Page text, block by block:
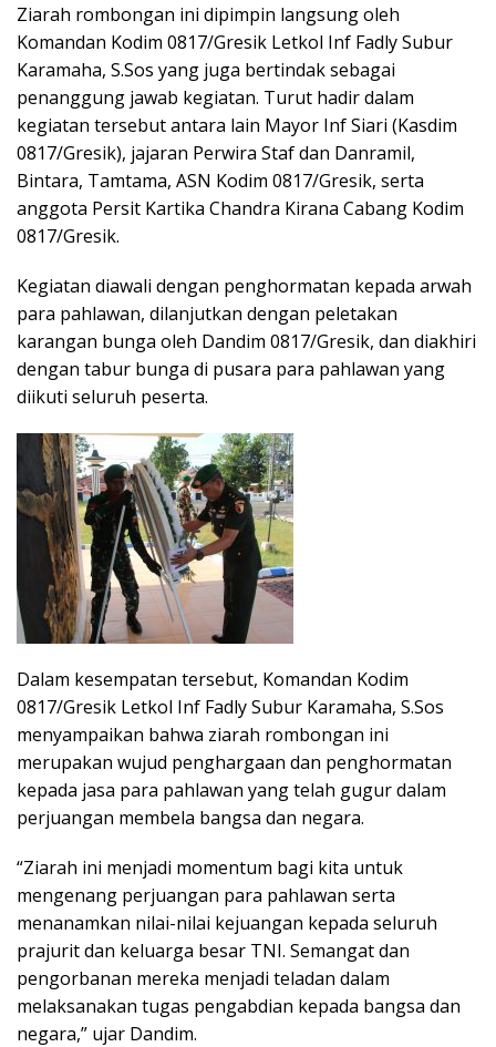
Ziarah rombongan ini dipimpin langsung oleh
Komandan Kodim 0817/Gresik Letkol Inf Fadly Subur
Karamaha, S.Sos yang juga bertindak sebagai
penanggung jawab kegiatan. Turut hadir dalam
kegiatan tersebut antara lain Mayor Inf Siari (Kasdim
0817/Gresik), jajaran Perwira Staf dan Danramil,
Bintara, Tamtama, ASN Kodim 0817/Gresik, serta
anggota Persit Kartika Chandra Kirana Cabang Kodim
0817/Gresik.
Kegiatan diawali dengan penghormatan kepada arwah
para pahlawan, dilanjutkan dengan peletakan
karangan bunga oleh Dandim 0817/Gresik, dan diakhiri
dengan tabur bunga di pusara para pahlawan yang
diikuti seluruh peserta.
Dalam kesempatan tersebut, Komandan Kodim
0817/Gresik Letkol Inf Fadly Subur Karamaha, S.Sos
menyampaikan bahwa ziarah rombongan ini
merupakan wujud penghargaan dan penghormatan
kepada jasa para pahlawan yang telah gugur dalam
perjuangan membela bangsa dan negara.
“Ziarah ini menjadi momentum bagi kita untuk
mengenang perjuangan para pahlawan serta
menanamkan nilai-nilai kejuangan kepada seluruh
prajurit dan keluarga besar TNI. Semangat dan
pengorbanan mereka menjadi teladan dalam
melaksanakan tugas pengabdian kepada bangsa dan
negara,” ujar Dandim.